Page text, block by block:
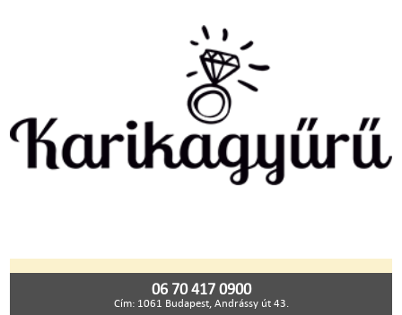
06 70 417 0900
Cím: 1061 Budapest, Andrássy út 43.